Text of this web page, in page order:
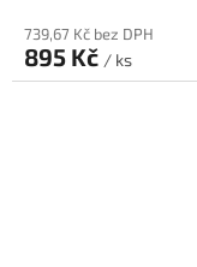
739,67 Kč bez DPH
895 Kč / ks